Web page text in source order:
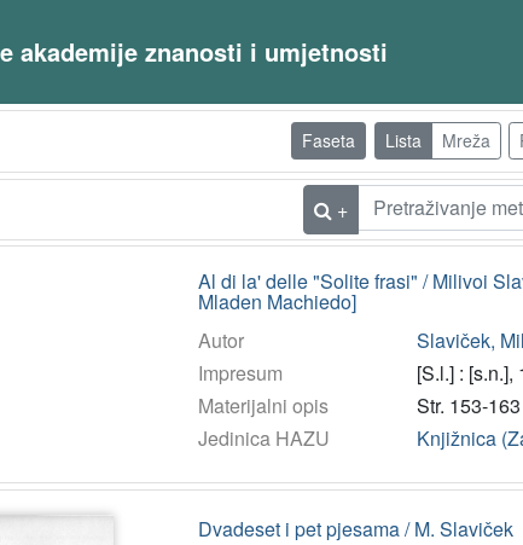
akademije znanosti i umjetnosti
Faseta Lista Mreža
+
Al di la' delle "Solite frasi" / Milivoi
Mladen Machiedo]
Autor
Slaviček,
Impresum
[S.l.] : [s.n.],
Materijalni opis
Str. 153-
Jedinica HAZU
Knjižnica
Dvadeset i pet pjesama / M. Slaviček